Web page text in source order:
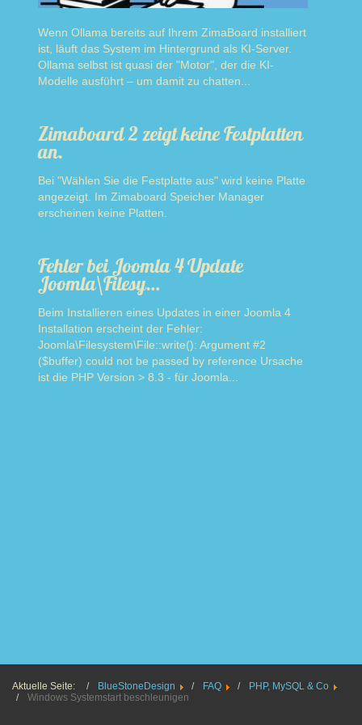
Wenn Ollama bereits auf Ihrem ZimaBoard installiert
ist, läuft das System im Hintergrund als KI-Server.
Ollama selbst ist quasi der "Motor", der die KI-
Modelle ausführt – um damit zu chatten...
Zimaboard 2 zeigt keine Festplatten
an.
Bei "Wählen Sie die Festplatte aus" wird keine Platte
angezeigt. Im Zimaboard Speicher Manager
erscheinen keine Platten.
Fehler bei Joomla 4 Update
Joomla\Filesy…
Beim Installieren eines Updates in einer Joomla 4
Installation erscheint der Fehler:
Joomla\Filesystem\File::write(): Argument #2
($buffer) could not be passed by reference Ursache
ist die PHP Version > 8.3 - für Joomla...
Aktuelle Seite: BlueStoneDesign FAQ
PHP, MySQL & Co
Windows Systemstart beschleunigen